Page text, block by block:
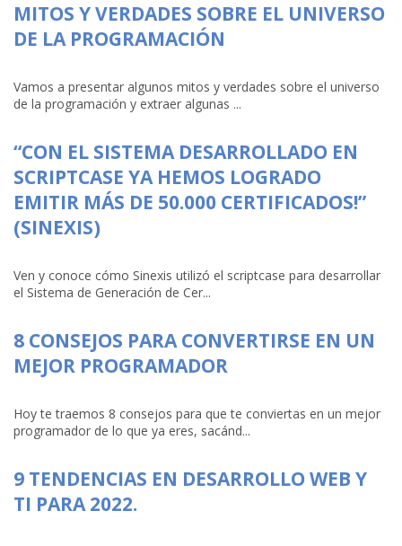
MITOS Y VERDADES SOBRE EL UNIVERSO
DE LA PROGRAMACIÓN
Vamos a presentar algunos mitos y verdades sobre el universo
de la programación y extraer algunas ...
“CON EL SISTEMA DESARROLLADO EN
SCRIPTCASE YA HEMOS LOGRADO
EMITIR MÁS DE 50.000 CERTIFICADOS!”
(SINEXIS)
Ven y conoce cómo Sinexis utilizó el scriptcase para desarrollar
el Sistema de Generación de Cer...
8 CONSEJOS PARA CONVERTIRSE EN UN
MEJOR PROGRAMADOR
Hoy te traemos 8 consejos para que te conviertas en un mejor
programador de lo que ya eres, sacánd...
9 TENDENCIAS EN DESARROLLO WEB Y
TI PARA 2022.